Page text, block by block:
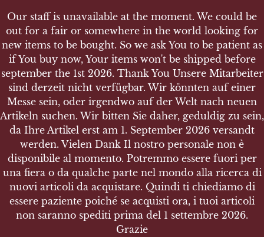
SHOP
LUFTWAFFE PAAR SCHULTERKLAPPEN FÜR EINEN
FELDWEBEL DER FLIEGENDEN TRUPPE
Luftwaffe Paar Schulterklappen
für einen Feldwebel der
fliegenden Truppe
Our staff is unavailable at the moment. We could be
out for a fair or somewhere in the world looking for
new items to be bought. So we ask You to be patient as
if You buy now, Your items won't be shipped before
september the 1st 2026. Thank You Unsere Mitarbeiter
sind derzeit nicht verfügbar. Wir könnten auf einer
Messe sein, oder irgendwo auf der Welt nach neuen
Artikeln suchen. Wir bitten Sie daher, geduldig zu sein,
da Ihre Artikel erst am 1. September 2026 versandt
werden. Vielen Dank Il nostro personale non è
disponibile al momento. Potremmo essere fuori per
una fiera o da qualche parte nel mondo alla ricerca di
nuovi articoli da acquistare. Quindi ti chiediamo di
essere paziente poiché se acquisti ora, i tuoi articoli
non saranno spediti prima del 1 settembre 2026.
Grazie
Our staff is unavailable at the moment. We could be
out for a fair or somewhere in the world looking for
new items to be bought. So we ask You to be patient as
if You buy now, Your items won't be shipped before
september the 1st 2026. Thank You Unsere Mitarbeiter
sind derzeit nicht verfügbar. Wir könnten auf einer
Messe sein, oder irgendwo auf der Welt nach neuen
Artikeln suchen. Wir bitten Sie daher, geduldig zu sein,
da Ihre Artikel erst am 1. September 2026 versandt
werden. Vielen Dank Il nostro personale non è
disponibile al momento. Potremmo essere fuori per
una fiera o da qualche parte nel mondo alla ricerca di
nuovi articoli da acquistare. Quindi ti chiediamo di
essere paziente poiché se acquisti ora, i tuoi articoli
non saranno spediti prima del 1 settembre 2026.
Grazie